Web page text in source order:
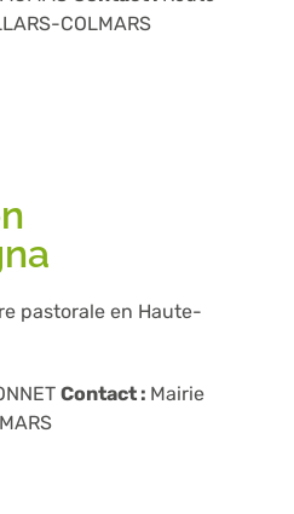
COLMARS
pastorale en Haute-
Contact : Mairie